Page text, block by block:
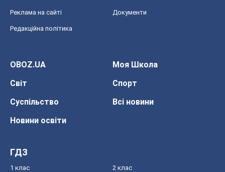
Реклама на сайті Документи
Редакційна політика
OBOZ.UA
Моя Школа
Світ
Спорт
Суспільство
Всі новини
Новини освіти
ГДЗ
1 клас 2 клас